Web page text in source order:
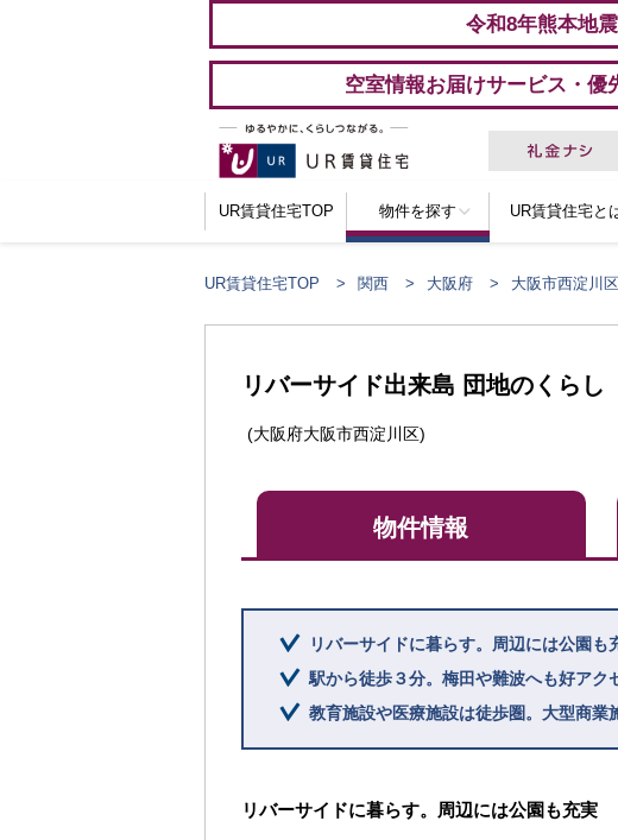
令和8年熊本地
空室情報お届けサービス・優
UR賃貸住宅TOP 物件を探す UR賃貸住宅と
UR賃貸住宅TOP 関西 大阪府 大阪市西淀川区
リバーサイド出来島 団地のくらし
(大阪府大阪市西淀川区)
物件情報
リバーサイドに暮らす。周辺には公園も
駅から徒歩３分。梅田や難波へも好アク
教育施設や医療施設は徒歩圏。大型商業
リバーサイドに暮らす。周辺には公園も充実